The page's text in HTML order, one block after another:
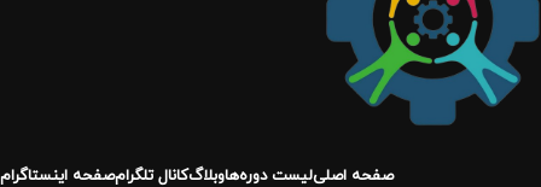
صفحه اصلیلیست دوره‌هاوبلاگکانال تلگرامصفحه اینستاگرام